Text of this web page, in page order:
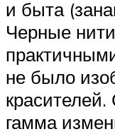
и быта
Черные
не было
гамма